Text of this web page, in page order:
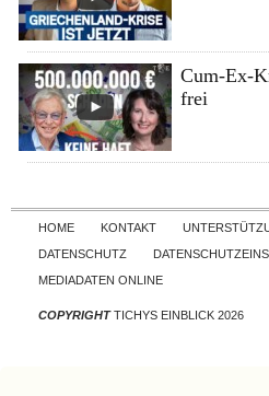
Cum-Ex-
frei
HOME KONTAKT
DATENSCHUTZ
MEDIADATEN ONLINE
COPYRIGHTTICHYS EINBLICK 2026